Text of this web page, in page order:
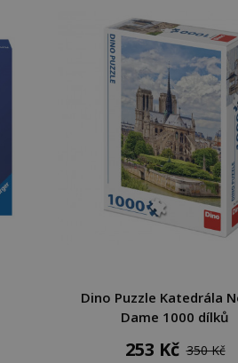
Dino Puzzle Katedrála
Dame 1000 dílků
253 Kč 350 Kč